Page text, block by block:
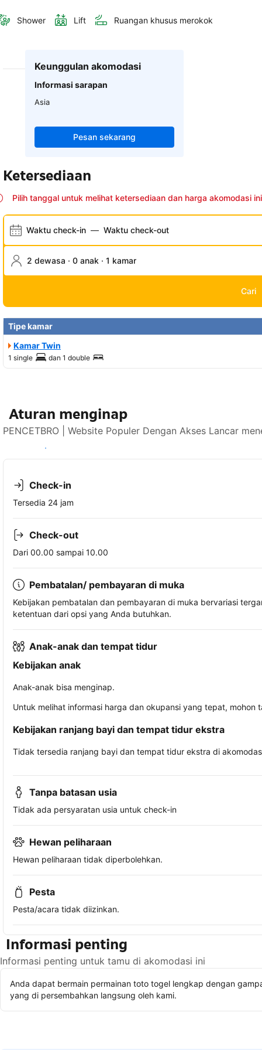
Shower Lift Ruangan khusus merokok
Keunggulan akomodasi
Informasi sarapan
Asia
Pesan sekarang
Ketersediaan
Pilih tanggal untuk melihat ketersediaan dan harga akomodasi ini
Waktu check-in — Waktu check-out
2 dewasa · 0 anak · 1 kamar
Cari
Tipe kamar
Kamar Twin
1 single dan 1 double
Aturan menginap
PENCETBRO | Website Populer Dengan Akses Lancar
Lihat ketersediaan
Check-in
Tersedia 24 jam
Check-out
Dari 00.00 sampai 10.00
Pembatalan/ pembayaran di muka
Kebijakan pembatalan dan pembayaran di muka bervariasi
ketentuan dari opsi yang Anda butuhkan.
Anak-anak dan tempat tidur
Kebijakan anak
Anak-anak bisa menginap.
Untuk melihat informasi harga dan okupansi yang tepat,
Kebijakan ranjang bayi dan tempat tidur ekstra
Tidak tersedia ranjang bayi dan tempat tidur ekstra di
Tanpa batasan usia
Tidak ada persyaratan usia untuk check-in
Hewan peliharaan
Hewan peliharaan tidak diperbolehkan.
Pesta
Pesta/acara tidak diizinkan.
Informasi penting
Informasi penting untuk tamu di akomodasi ini
Anda dapat bermain permainan toto togel lengkap dengan
yang di persembahkan langsung oleh kami.